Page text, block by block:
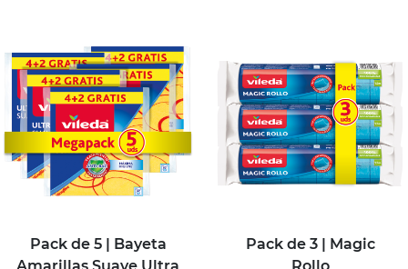
Pack de 5 | Bayeta
Pack de 3 | Magic